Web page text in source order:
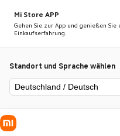
Mi Store APP
Gehen Sie zur App und genießen Sie
Einkaufserfahrung.
Standort und Sprache wählen
Deutschland / Deutsch